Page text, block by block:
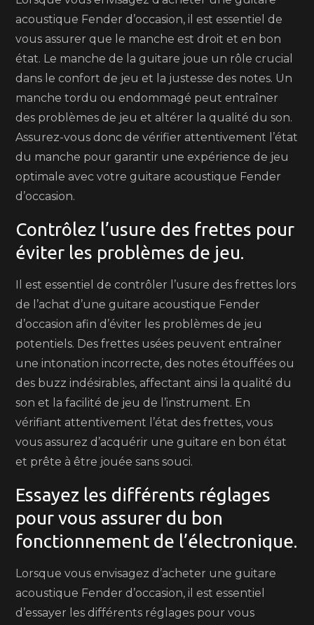
acoustique Fender d’occasion, il est essentiel de
vous assurer que le manche est droit et en bon
état. Le manche de la guitare joue un rôle crucial
dans le confort de jeu et la justesse des notes. Un
manche tordu ou endommagé peut entraîner
des problèmes de jeu et altérer la qualité du son.
Assurez-vous donc de vérifier attentivement l’état
du manche pour garantir une expérience de jeu
optimale avec votre guitare acoustique Fender
d’occasion.
Contrôlez l’usure des frettes pour
éviter les problèmes de jeu.
Il est essentiel de contrôler l’usure des frettes lors
de l’achat d’une guitare acoustique Fender
d’occasion afin d’éviter les problèmes de jeu
potentiels. Des frettes usées peuvent entraîner
une intonation incorrecte, des notes étouffées ou
des buzz indésirables, affectant ainsi la qualité du
son et la facilité de jeu de l’instrument. En
vérifiant attentivement l’état des frettes, vous
vous assurez d’acquérir une guitare en bon état
et prête à être jouée sans souci.
Essayez les différents réglages
pour vous assurer du bon
fonctionnement de l’électronique.
Lorsque vous envisagez d’acheter une guitare
acoustique Fender d’occasion, il est essentiel
d’essayer les différents réglages pour vous